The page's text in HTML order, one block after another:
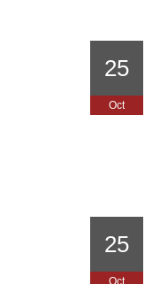
25
Oct
25
Oct